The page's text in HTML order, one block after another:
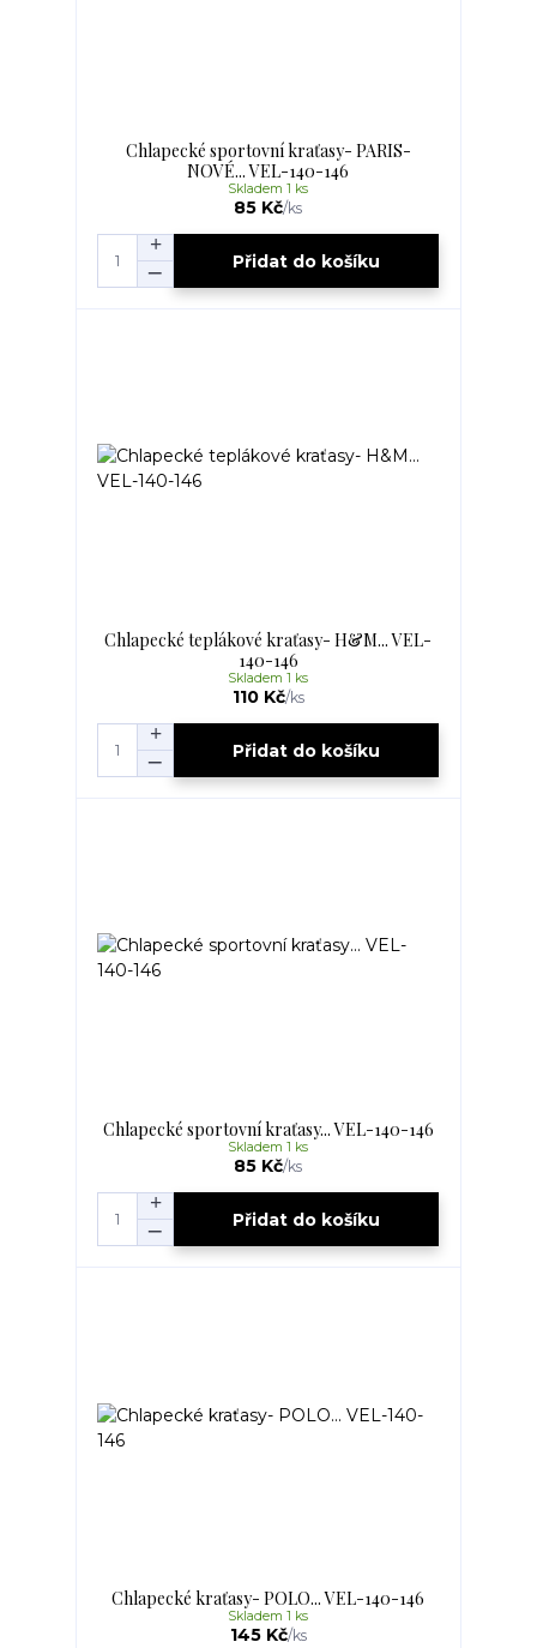
Chlapecké sportovní kraťasy- PARIS-
NOVÉ... VEL-140-146
85 Kč/ks
Skladem 1 ks
Přidat do košíku
Chlapecké teplákové kraťasy- H&M... VEL-
140-146
110 Kč/ks
Skladem 1 ks
Přidat do košíku
Chlapecké sportovní kraťasy... VEL-140-146
85 Kč/ks
Skladem 1 ks
Přidat do košíku
Chlapecké kraťasy- POLO... VEL-140-146
145 Kč/ks
Skladem 1 ks